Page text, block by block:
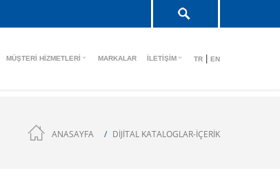
MÜŞTERI HIZMETLERI MARKALAR İLETIŞIM TR EN
ANASAYFA DİJİTAL KATALOGLAR-IÇERIK